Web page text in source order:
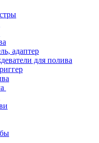
адаптер
для полива